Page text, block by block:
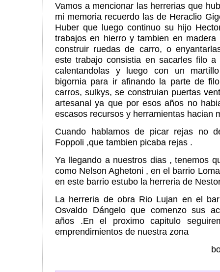
Vamos a mencionar las herrerias que
mi memoria recuerdo las de Heraclio
Huber que luego continuo su hijo
trabajos en hierro y tambien en
construir ruedas de carro, o
este trabajo consistia en sacarles filo
calentandolas y luego con un
bigornia para ir afinando la parte de
carros, sulkys, se construian puertas
artesanal ya que por esos años no
escasos recursos y herramientas hacian
Cuando hablamos de picar rejas no
Foppoli ,que tambien picaba rejas .
Ya llegando a nuestros dias , tenemos
como Nelson Aghetoni , en el barrio
en este barrio estubo la herreria de
La herreria de obra Rio Lujan en el
Osvaldo Dángelo que comenzo sus
años .En el proximo capitulo
emprendimientos de nuestra zona